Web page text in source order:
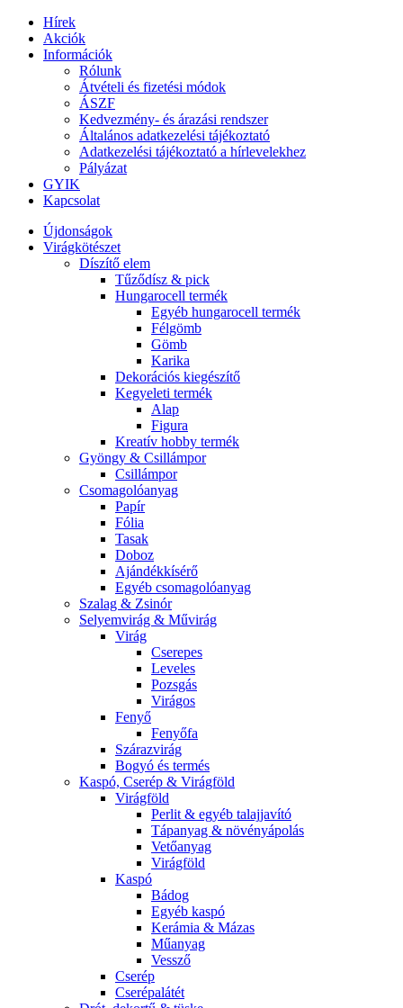
Hírek
Akciók
Információk
Rólunk
Átvételi és fizetési módok
ÁSZF
Kedvezmény- és árazási rendszer
Általános adatkezelési tájékoztató
Adatkezelési tájékoztató a hírlevelekhez
Pályázat
GYIK
Kapcsolat
Újdonságok
Virágkötészet
Díszítő elem
Tűződísz & pick
Hungarocell termék
Egyéb hungarocell termék
Félgömb
Gömb
Karika
Dekorációs kiegészítő
Kegyeleti termék
Alap
Figura
Kreatív hobby termék
Gyöngy & Csillámpor
Csillámpor
Csomagolóanyag
Papír
Fólia
Tasak
Doboz
Ajándékkísérő
Egyéb csomagolóanyag
Szalag & Zsinór
Selyemvirág & Művirág
Virág
Cserepes
Leveles
Pozsgás
Virágos
Fenyő
Fenyőfa
Szárazvirág
Bogyó és termés
Kaspó, Cserép & Virágföld
Virágföld
Perlit & egyéb talajjavító
Tápanyag & növényápolás
Vetőanyag
Virágföld
Kaspó
Bádog
Egyéb kaspó
Kerámia & Mázas
Műanyag
Vessző
Cserép
Cserépalátét